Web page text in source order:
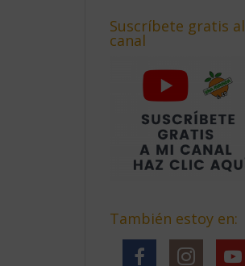
Suscríbete gratis al
canal
También estoy en: